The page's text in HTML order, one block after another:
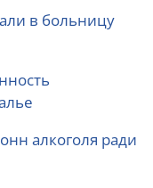
в больницу
алкоголя ради